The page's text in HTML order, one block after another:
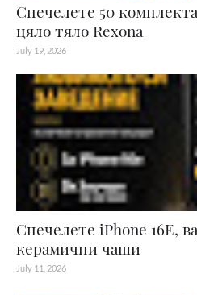
Спечелете 50
цяло тяло Rexona
July 19, 2026
Спечелете iPhone 16E,
керамични чаши
July 11, 2026